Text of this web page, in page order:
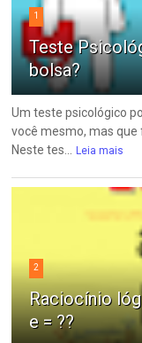
1
Teste
bolsa?
Um teste psicológico
você mesmo, mas que
Neste tes...
Leia mais
2
Raciocínio
e = ??